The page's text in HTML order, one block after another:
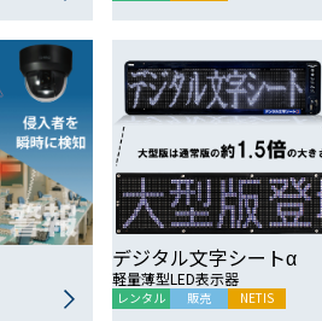
デジタル文字シートα
軽量薄型LED表示器
レンタル 販売 NETIS